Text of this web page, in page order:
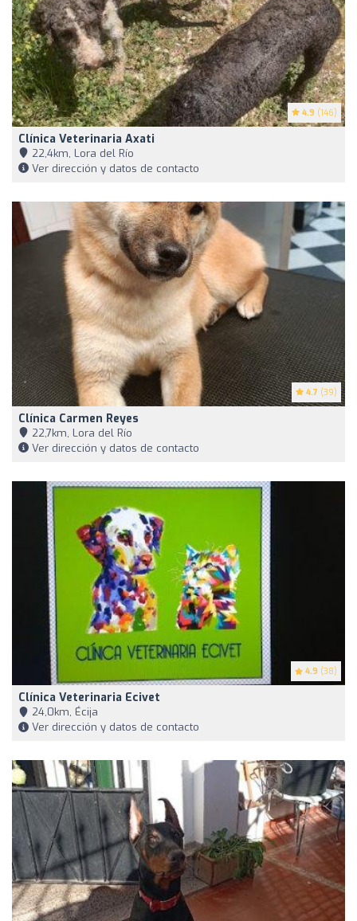
4.9 (146)
Clínica Veterinaria Axati
22,4km, Lora del Río
Ver dirección y datos de contacto
4.7 (39)
Clínica Carmen Reyes
22,7km, Lora del Río
Ver dirección y datos de contacto
4.9 (38)
Clínica Veterinaria Ecivet
24,0km, Écija
Ver dirección y datos de contacto